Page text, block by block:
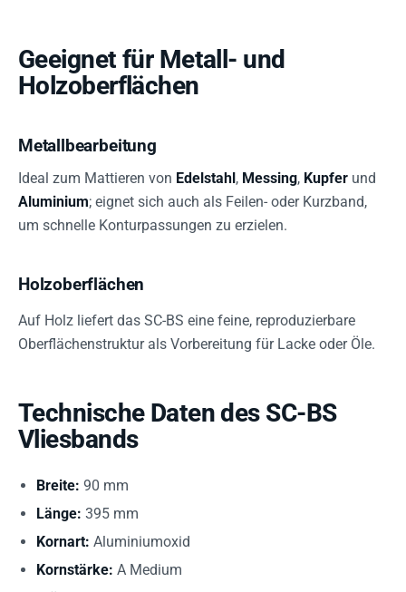
Geeignet für Metall- und
Holzoberflächen
Metallbearbeitung
Ideal zum Mattieren von Edelstahl, Messing, Kupfer und
Aluminium; eignet sich auch als Feilen- oder Kurzband,
um schnelle Konturpassungen zu erzielen.
Holzoberflächen
Auf Holz liefert das SC-BS eine feine, reproduzierbare
Oberflächenstruktur als Vorbereitung für Lacke oder Öle.
Technische Daten des SC-BS
Vliesbands
Breite: 90 mm
Länge: 395 mm
Kornart: Aluminiumoxid
Kornstärke: A Medium